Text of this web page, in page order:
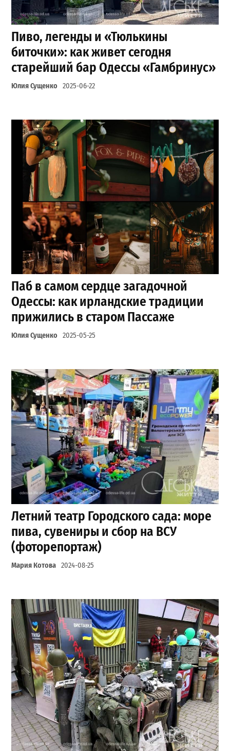
Пиво, легенды и «Тюлькины
биточки»: как живет сегодня
старейший бар Одессы «Гамбринус»
Юлия Сущенко 2025-06-22
Паб в самом сердце загадочной
Одессы: как ирландские традиции
прижились в старом Пассаже
Юлия Сущенко 2025-05-25
Летний театр Городского сада: море
пива, сувениры и сбор на ВСУ
(фоторепортаж)
Мария Котова 2024-08-25